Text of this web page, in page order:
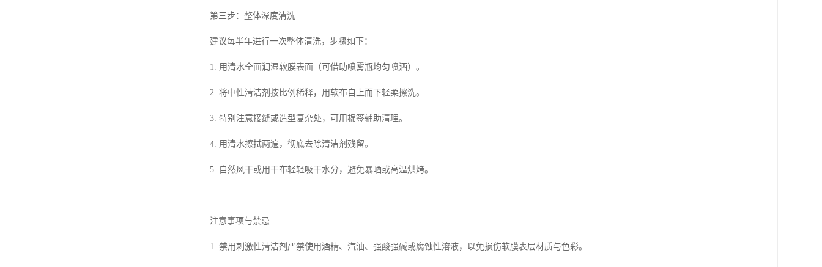
第三步：整体深度清洗
建议每半年进行一次整体清洗，步骤如下：
1. 用清水全面润湿软膜表面（可借助喷雾瓶均匀喷洒）。
2. 将中性清洁剂按比例稀释，用软布自上而下轻柔擦洗。
3. 特别注意接缝或造型复杂处，可用棉签辅助清理。
4. 用清水擦拭两遍，彻底去除清洁剂残留。
5. 自然风干或用干布轻轻吸干水分，避免暴晒或高温烘烤。
注意事项与禁忌
1. 禁用刺激性清洁剂严禁使用酒精、汽油、强酸强碱或腐蚀性溶液，以免损伤软膜表层材质与色彩。